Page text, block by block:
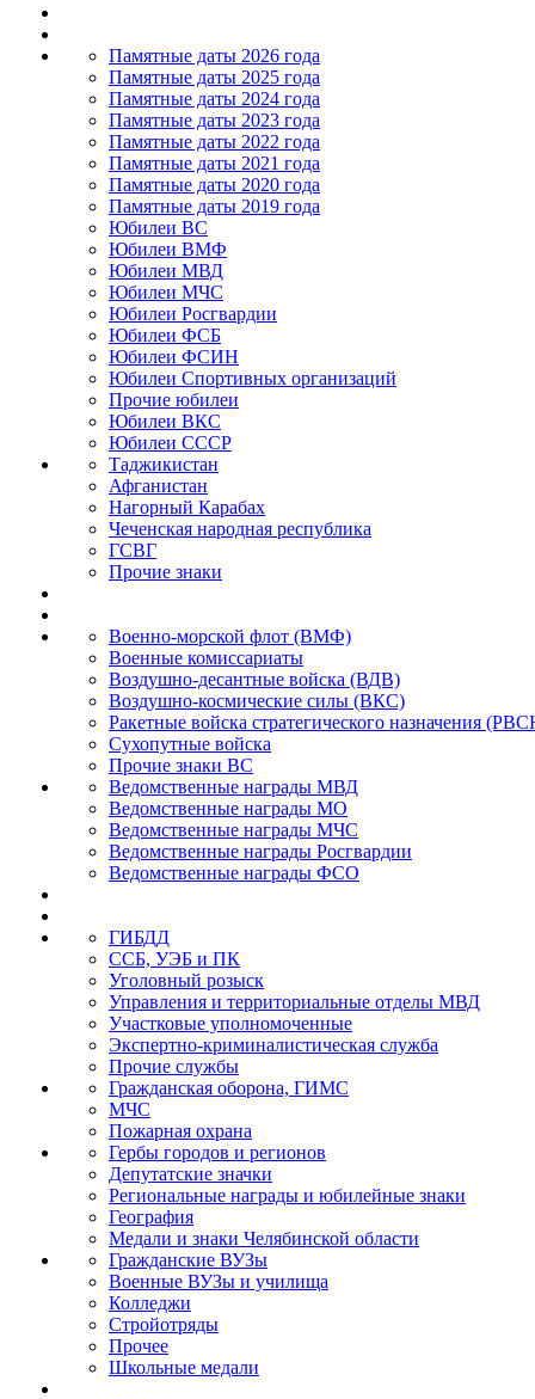
Памятные даты 2026 года
Памятные даты 2025 года
Памятные даты 2024 года
Памятные даты 2023 года
Памятные даты 2022 года
Памятные даты 2021 года
Памятные даты 2020 года
Памятные даты 2019 года
Юбилеи ВС
Юбилеи ВМФ
Юбилеи МВД
Юбилеи МЧС
Юбилеи Росгвардии
Юбилеи ФСБ
Юбилеи ФСИН
Юбилеи Спортивных организаций
Прочие юбилеи
Юбилеи ВКС
Юбилеи СССР
Таджикистан
Афганистан
Нагорный Карабах
Чеченская народная республика
ГСВГ
Прочие знаки
Военно-морской флот (ВМФ)
Военные комиссариаты
Воздушно-десантные войска (ВДВ)
Воздушно-космические силы (ВКС)
Ракетные войска стратегического назначения
Сухопутные войска
Прочие знаки ВС
Ведомственные награды МВД
Ведомственные награды МО
Ведомственные награды МЧС
Ведомственные награды Росгвардии
Ведомственные награды ФСО
ГИБДД
ССБ, УЭБ и ПК
Уголовный розыск
Управления и территориальные отделы МВД
Участковые уполномоченные
Экспертно-криминалистическая служба
Прочие службы
Гражданская оборона, ГИМС
МЧС
Пожарная охрана
Гербы городов и регионов
Депутатские значки
Региональные награды и юбилейные знаки
География
Медали и знаки Челябинской области
Гражданские ВУЗы
Военные ВУЗы и училища
Колледжи
Стройотряды
Прочее
Школьные медали